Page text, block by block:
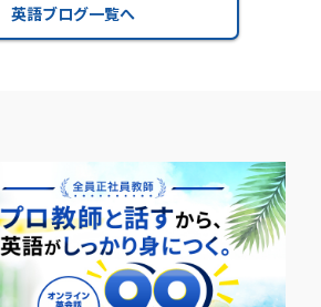
英語ブログ一覧へ